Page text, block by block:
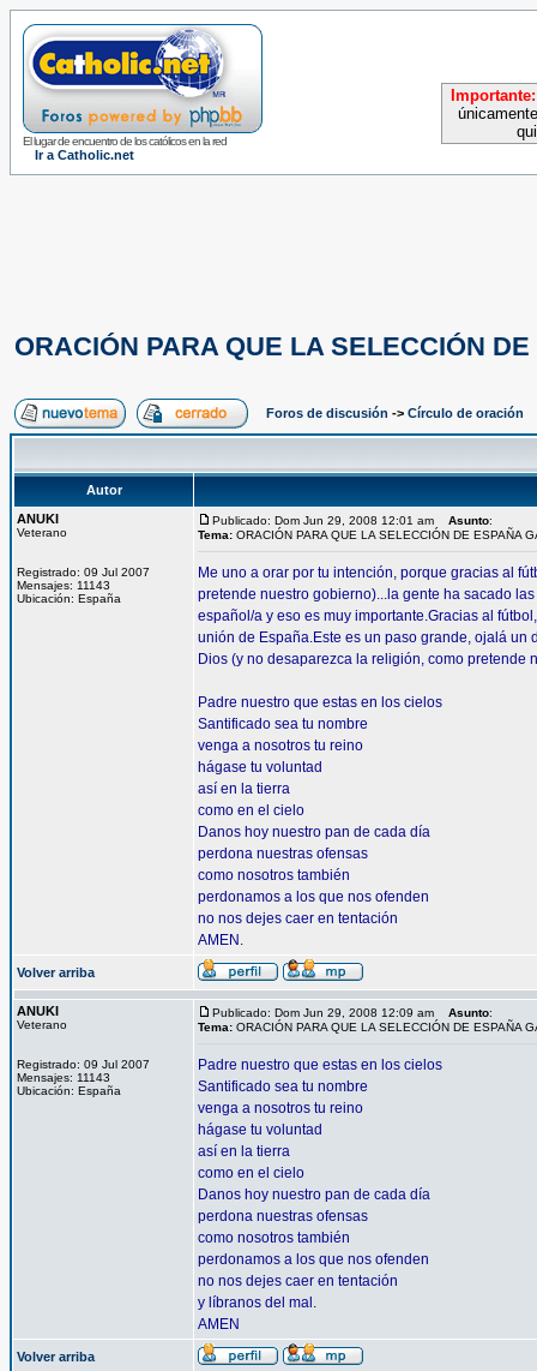
El lugar de encuentro de los católicos en la red
Ir a Catholic.net
Importante:
ORACIÓN PARA QUE LA SELECCIÓN
Foros de discusión -> Círculo de oración
Autor
ANUKI
Veterano
Registrado: 09 Jul 2007
Mensajes: 11143
Ubicación: España
Publicado: Dom Jun 29, 2008 12:01 am Asunto:
Tema: ORACIÓN PARA QUE LA SELECCIÓN DE ESPAÑA
Me uno a orar por tu intención, porque gracias al
pretende nuestro gobierno)...la gente ha sacado
español/a y eso es muy importante.Gracias al
unión de España.Este es un paso grande, ojalá un
Dios (y no desaparezca la religión, como pretende
Padre nuestro que estas en los cielos
Santificado sea tu nombre
venga a nosotros tu reino
hágase tu voluntad
así en la tierra
como en el cielo
Danos hoy nuestro pan de cada día
perdona nuestras ofensas
como nosotros también
perdonamos a los que nos ofenden
no nos dejes caer en tentación
AMEN.
Volver arriba
ANUKI
Veterano
Registrado: 09 Jul 2007
Mensajes: 11143
Ubicación: España
Publicado: Dom Jun 29, 2008 12:09 am Asunto:
Tema: ORACIÓN PARA QUE LA SELECCIÓN DE ESPAÑA
Padre nuestro que estas en los cielos
Santificado sea tu nombre
venga a nosotros tu reino
hágase tu voluntad
así en la tierra
como en el cielo
Danos hoy nuestro pan de cada día
perdona nuestras ofensas
como nosotros también
perdonamos a los que nos ofenden
no nos dejes caer en tentación
y líbranos del mal.
AMEN
Volver arriba